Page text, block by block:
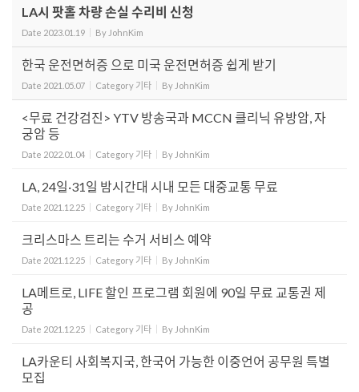
LA시 팟홀 차량 손실 수리비 신청
Date 2023.01.19 By JohnKim
한국 운전면허증 으로 미국 운전면허증 쉽게 받기
Date 2021.05.07 Category 기타 By JohnKim
<무료 건강검진> YTV 방송국과 MCCN 클리닉 유방암, 자
궁암 등
Date 2022.01.04 Category 기타 By JohnKim
LA, 24일·31일 밤시간대 시내 모든 대중교통 무료
Date 2021.12.25 Category 기타 By JohnKim
크리스마스 트리는 수거 서비스 예약
Date 2021.12.25 Category 기타 By JohnKim
LA메트로, LIFE 할인 프로그램 회원에 90일 무료 교통권 제
공
Date 2021.12.25 Category 기타 By JohnKim
LA카운티 사회복지국, 한국어 가능한 이중언어 공무원 특별
모집